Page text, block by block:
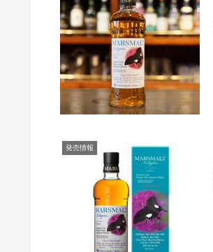
発売情報